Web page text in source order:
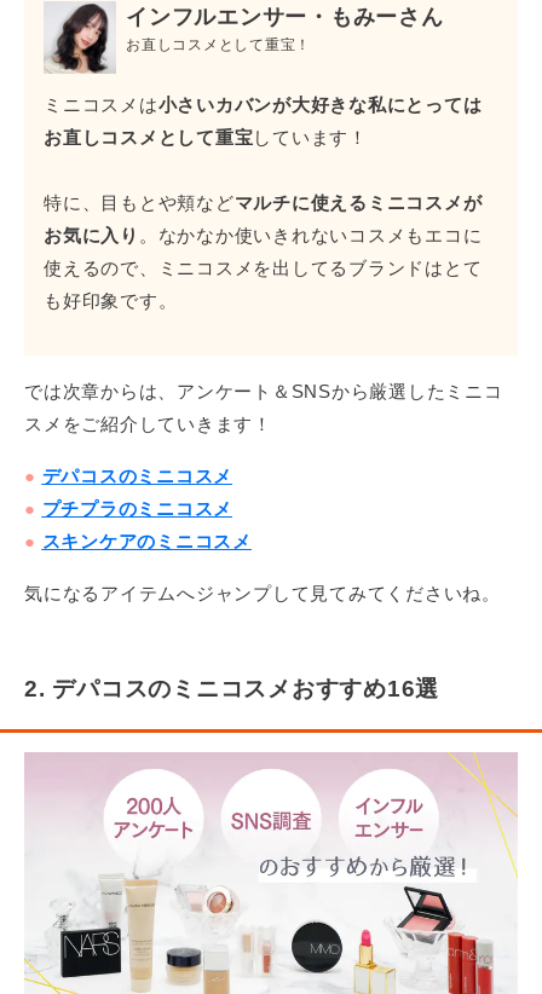
インフルエンサー・もみーさん
お直しコスメとして重宝！
ミニコスメは小さいカバンが大好きな私にとっては
お直しコスメとして重宝しています！
特に、目もとや頬などマルチに使えるミニコスメが
お気に入り 。なかなか使いきれないコスメもエコに
使えるので、ミニコスメを出してるブランドはとて
も好印象です。
では次章からは、アンケート＆SNSから厳選したミニコ
スメをご紹介していきます！
● デパコスのミニコスメ
● プチプラのミニコスメ
● スキンケアのミニコスメ
気になるアイテムへジャンプして見てみてくださいね。
2. デパコスのミニコスメおすすめ16選